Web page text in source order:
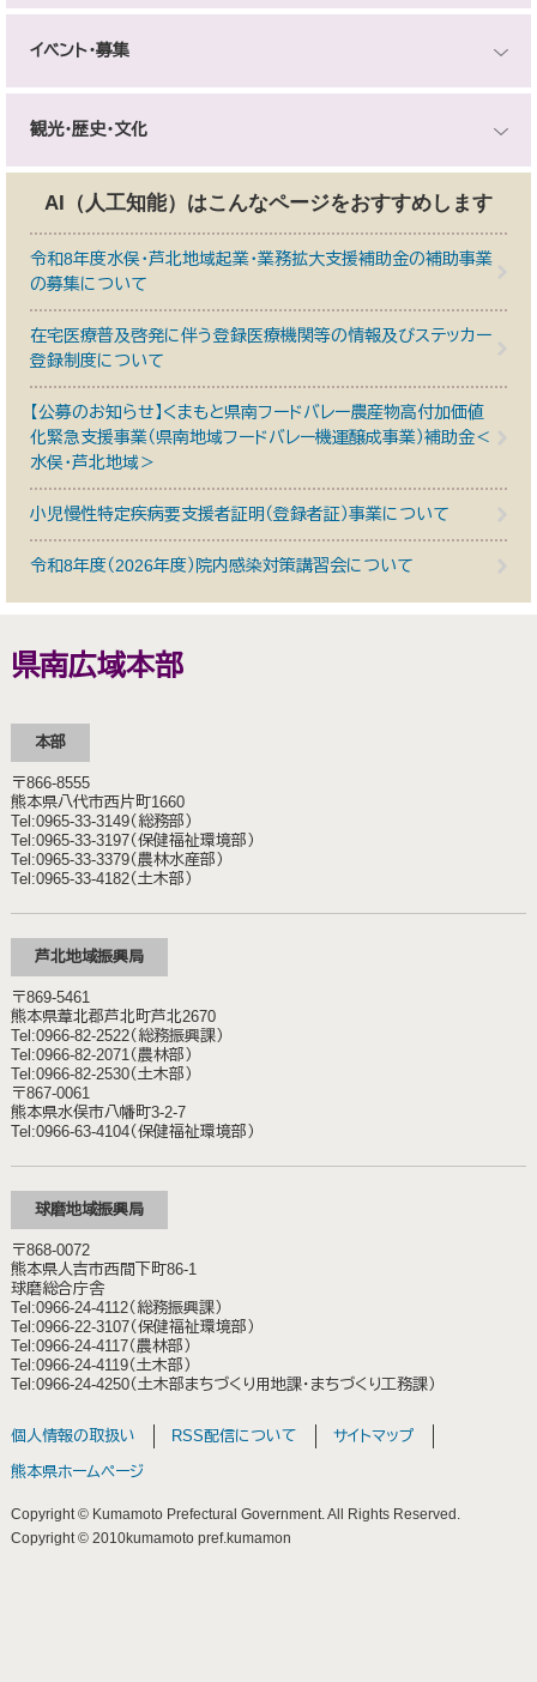
イベント・募集
観光・歴史・文化
AI（人工知能）はこんなページをおすすめします
令和8年度水俣・芦北地域起業・業務拡大支援補助金の補助事業
の募集について
在宅医療普及啓発に伴う登録医療機関等の情報及びステッカー
登録制度について
【公募のお知らせ】くまもと県南フードバレー農産物高付加価値
化緊急支援事業（県南地域フードバレー機運醸成事業）補助金＜
水俣・芦北地域＞
小児慢性特定疾病要支援者証明（登録者証）事業について
令和8年度（2026年度）院内感染対策講習会について
県南広域本部
本部
〒866-8555
熊本県八代市西片町1660
Tel:0965‐33‐3149（総務部）
Tel:0965-33-3197（保健福祉環境部）
Tel:0965-33-3379（農林水産部）
Tel:0965-33-4182（土木部）
芦北地域振興局
〒869-5461
熊本県葦北郡芦北町芦北2670
Tel:0966-82-2522（総務振興課）
Tel:0966-82-2071（農林部）
Tel:0966-82-2530（土木部）
〒867-0061
熊本県水俣市八幡町3-2-7
Tel:0966-63-4104（保健福祉環境部）
球磨地域振興局
〒868-0072
熊本県人吉市西間下町86-1
球磨総合庁舎
Tel:0966-24-4112（総務振興課）
Tel:0966-22-3107（保健福祉環境部）
Tel:0966-24-4117（農林部）
Tel:0966-24-4119（土木部）
Tel:0966-24-4250（土木部まちづくり用地課・まちづくり工務課）
個人情報の取扱い RSS配信について
サイトマップ
熊本県ホームページ
Copyright © Kumamoto Prefectural Government. All Rights Reserved.
Copyright © 2010kumamoto pref.kumamon